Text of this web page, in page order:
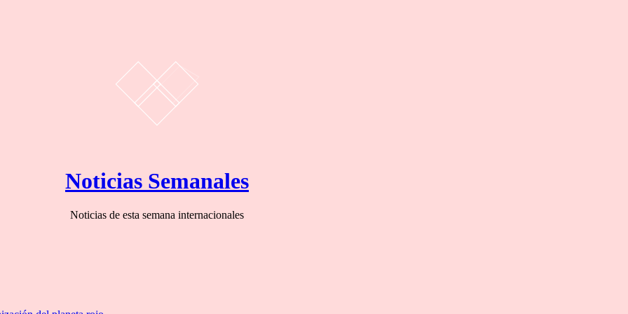
Noticias Semanales
Noticias de esta semana internacionales